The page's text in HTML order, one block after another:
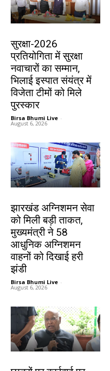
सुरक्षा-2026
प्रतियोगिता में सुरक्षा
नवाचारों का सम्मान,
भिलाई इस्पात संयंत्र में
विजेता टीमों को मिले
पुरस्कार
Birsa Bhumi Live -
August 6, 2026
झारखंड अग्निशमन सेवा
को मिली बड़ी ताकत,
मुख्यमंत्री ने 58
आधुनिक अग्निशमन
वाहनों को दिखाई हरी
झंडी
Birsa Bhumi Live -
August 6, 2026